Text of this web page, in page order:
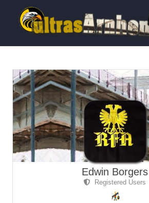
Edwin Borgers
Registered Users